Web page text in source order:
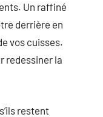
Un raffiné
derrière en
vos cuisses.
redessiner la
restent